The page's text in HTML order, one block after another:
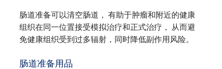
肠道准备可以清空肠道， 有助于肿瘤和附近的健康
组织在同一位置接受模拟治疗和正式治疗， 从而避
免健康组织受到过多辐射，同时降低副作用风险。
肠道准备用品